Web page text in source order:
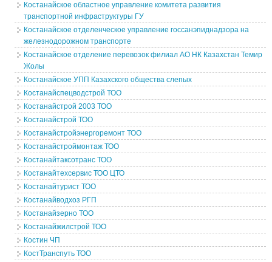
Костанайское областное управление комитета развития
транспортной инфраструктуры ГУ
Костанайское отделенческое управление госсанэпиднадзора на
железнодорожном транспорте
Костанайское отделение перевозок филиал АО НК Казахстан Темир
Жолы
Костанайское УПП Казахского общества слепых
Костанайспецводстрой ТОО
Костанайстрой 2003 ТОО
Костанайстрой ТОО
Костанайстройэнергоремонт ТОО
Костанайстроймонтаж ТОО
Костанайтаксотранс ТОО
Костанайтехсервис ТОО ЦТО
Костанайтурист ТОО
Костанайводхоз РГП
Костанайзерно ТОО
Костанайжилстрой ТОО
Костин ЧП
КостТранспуть ТОО